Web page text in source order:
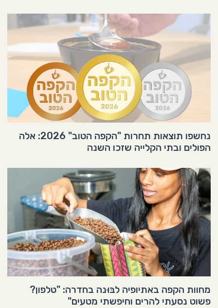
נחשפו תוצאות תחרות "הקפה הטוב" 2026: אלה
הפולים ובתי הקלייה שזכו השנה
מחוות הקפה באתיופיה לבּוּנה בחדרה: "טלפון?
פשוט נסעתי להרים וחיפשתי מטעים"